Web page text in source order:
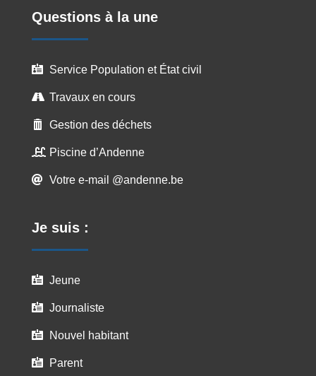
Questions à la une
 Service Population et État civil
 Travaux en cours
 Gestion des déchets
 Piscine d’Andenne
 Votre e-mail @andenne.be
Je suis :
 Jeune
 Journaliste
 Nouvel habitant
 Parent